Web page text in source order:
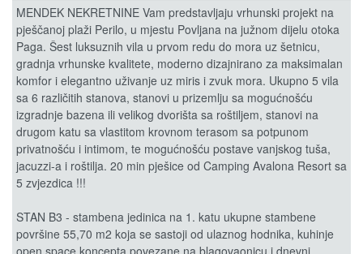
MENDEK NEKRETNINE Vam predstavljaju vrhunski projekt na
pješčanoj plaži Perilo, u mjestu Povljana na južnom dijelu otoka
Paga. Šest luksuznih vila u prvom redu do mora uz šetnicu,
gradnja vrhunske kvalitete, moderno dizajnirano za maksimalan
komfor i elegantno uživanje uz miris i zvuk mora. Ukupno 5 vila
sa 6 različitih stanova, stanovi u prizemlju sa mogućnošću
izgradnje bazena ili velikog dvorišta sa roštiljem, stanovi na
drugom katu sa vlastitom krovnom terasom sa potpunom
privatnošću i intimom, te mogućnošću postave vanjskog tuša,
jacuzzi-a i roštilja. 20 min pješice od Camping Avalona Resort sa
5 zvjezdica !!!
STAN B3 - stambena jedinica na 1. katu ukupne stambene
površine 55,70 m2 koja se sastoji od ulaznog hodnika, kuhinje